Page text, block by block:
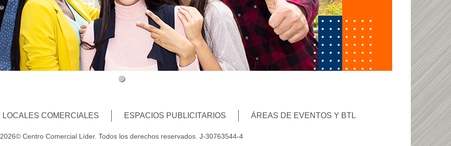
LOCALES COMERCIALES ESPACIOS PUBLICITARIOS ÁREAS DE EVENTOS Y BTL
2026© Centro Comercial Líder. Todos los derechos reservados. J-30763544-4